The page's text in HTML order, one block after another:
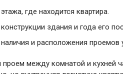
где находится квартира.
здания и года его
и расположения проемов
проем между комнатой и кухней